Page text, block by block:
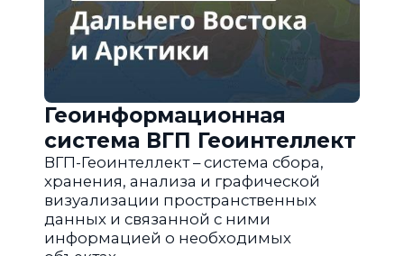
Геоинформационная
система ВГП Геоинтеллект
ВГП-Геоинтеллект – система сбора,
хранения, анализа и графической
визуализации пространственных
данных и связанной с ними
информацией о необходимых